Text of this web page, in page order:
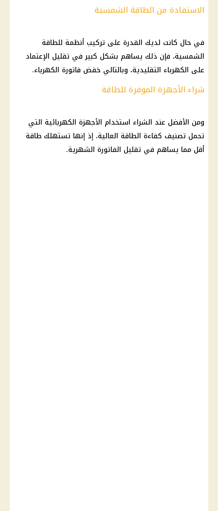
الاستفادة من الطاقة الشمسية
في حال كانت لديك القدرة على تركيب أنظمة للطاقة
الشمسية، فإن ذلك يساهم بشكل كبير في تقليل الإعتماد
على الكهرباء التقليدية، وبالتالي خفض فاتورة الكهرباء.
شراء الأجهزة الموفرة للطاقة
ومن الأفضل عند الشراء استخدام الأجهزة الكهربائية التي
تحمل تصنيف كفاءة الطاقة العالية، إذ إنها تستهلك طاقة
أقل مما يساهم في تقليل الفاتورة الشهرية.